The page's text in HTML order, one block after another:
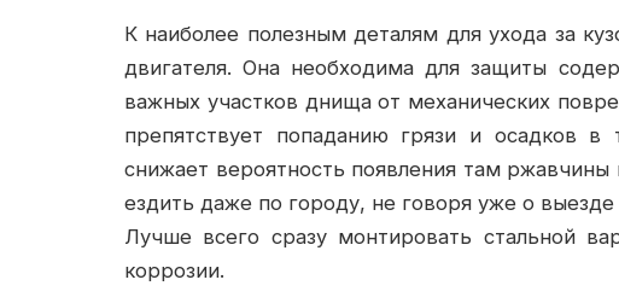
К наиболее полезным деталям для ухода за
двигателя. Она необходима для защиты
важных участков днища от механических
препятствует попаданию грязи и осадков
снижает вероятность появления там ржавчины
ездить даже по городу, не говоря уже о
Лучше всего сразу монтировать стальной
коррозии.